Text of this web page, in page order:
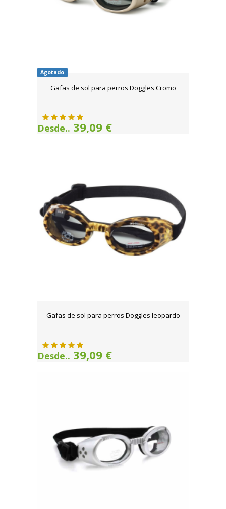
Agotado
Gafas de sol para perros Doggles Cromo
Desde.. 39,09 €
Gafas de sol para perros Doggles leopardo
Desde.. 39,09 €